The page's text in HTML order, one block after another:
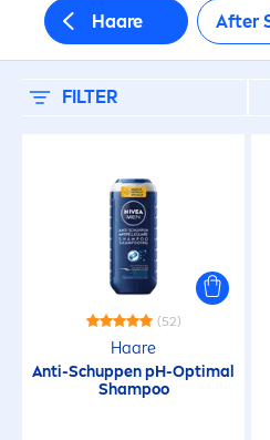
Haare After
FILTER
Juckende Haut
Normale Haut
Reife Haut
Sensible Haut
Sensible Kopfhaut
(52)
Haare
Anti-Schuppen pH-Optimal
Shampoo